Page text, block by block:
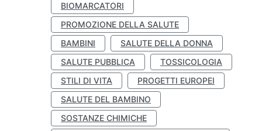
BIOMARCATORI
PROMOZIONE DELLA SALUTE
BAMBINI
SALUTE DELLA DONNA
SALUTE PUBBLICA
TOSSICOLOGIA
STILI DI VITA
PROGETTI EUROPEI
SALUTE DEL BAMBINO
SOSTANZE CHIMICHE